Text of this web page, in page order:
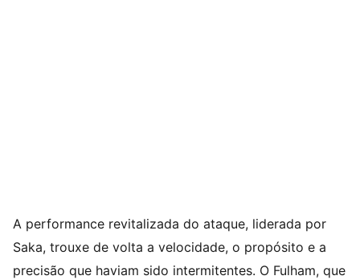
A performance revitalizada do ataque, liderada por
Saka, trouxe de volta a velocidade, o propósito e a
precisão que haviam sido intermitentes. O Fulham, que